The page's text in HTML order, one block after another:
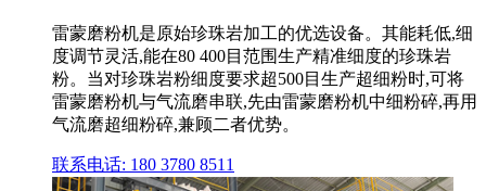
雷蒙磨粉机是原始珍珠岩加工的优选设备。其能耗低,细
度调节灵活,能在80 400目范围生产精准细度的珍珠岩
粉。当对珍珠岩粉细度要求超500目生产超细粉时,可将
雷蒙磨粉机与气流磨串联,先由雷蒙磨粉机中细粉碎,再用
气流磨超细粉碎,兼顾二者优势。
联系电话: 180 3780 8511